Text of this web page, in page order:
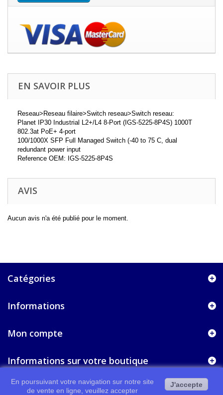
EN SAVOIR PLUS
Reseau>Reseau filaire>Switch reseau>Switch reseau:
Planet IP30 Industrial L2+/L4 8-Port (IGS-5225-8P4S) 1000T
802.3at PoE+ 4-port
100/1000X SFP Full Managed Switch (-40 to 75 C, dual
redundant power input
Reference OEM: IGS-5225-8P4S
AVIS
Aucun avis n'a été publié pour le moment.
Catégories
Informations
Mon compte
Informations sur votre boutique
En poursuivant votre navigation sur notre site
de vente en ligne, veuillez accepter
J'accepte